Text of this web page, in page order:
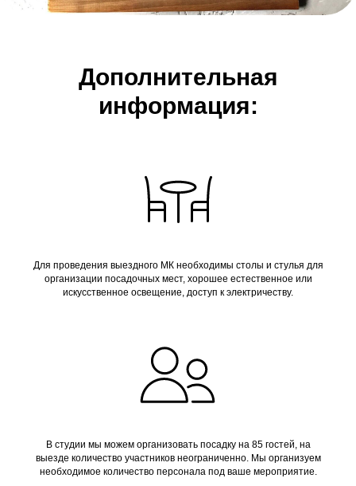
Дополнительная
информация:
Для проведения выездного МК необходимы столы и стулья для
организации посадочных мест, хорошее естественное или
искусственное освещение, доступ к электричеству.
В студии мы можем организовать посадку на 85 гостей, на
выезде количество участников неограниченно. Мы организуем
необходимое количество персонала под ваше мероприятие.